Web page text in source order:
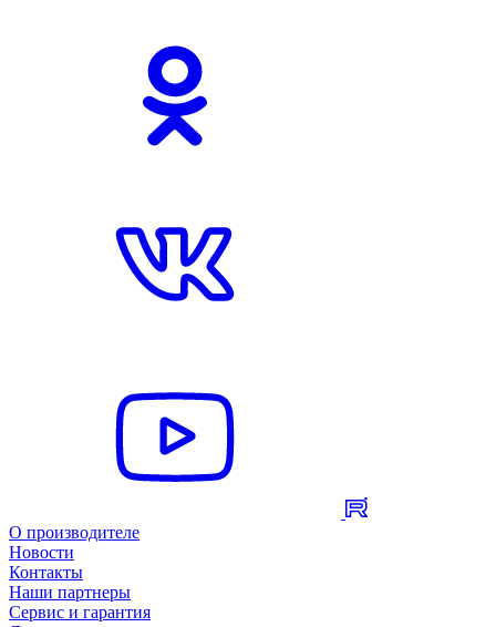
О производителе
Новости
Контакты
Наши партнеры
Сервис и гарантия